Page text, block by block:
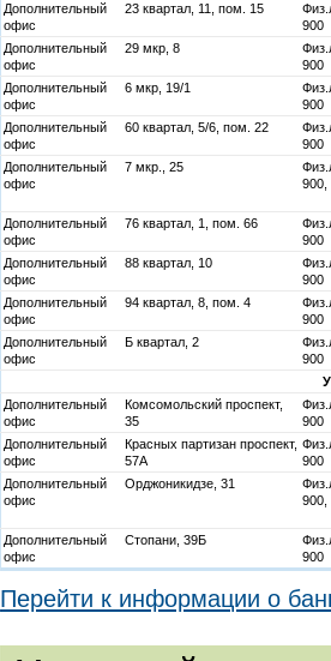
Дополнительный
офис
23 квартал, 11, пом. 15
900
Дополнительный
офис
29 мкр, 8
900
Дополнительный
офис
6 мкр, 19/1
900
Дополнительный
офис
60 квартал, 5/6, пом. 22
900
Дополнительный
офис
7 мкр., 25
900,
Дополнительный
офис
76 квартал, 1, пом. 66
900
Дополнительный
офис
88 квартал, 10
900
Дополнительный
офис
94 квартал, 8, пом. 4
900
Дополнительный
офис
Б квартал, 2
900
Дополнительный
офис
Комсомольский проспект,
35
900
Дополнительный
офис
Красных партизан проспект,
57А
900
Дополнительный
офис
Орджоникидзе, 31
900,
Дополнительный
офис
Стопани, 39Б
900
Перейти к информации о